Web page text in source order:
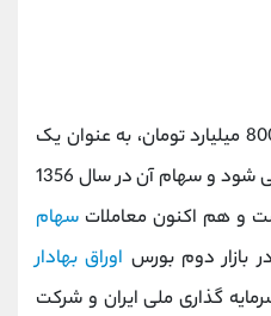
حدود 800 میلیارد تومان، به عنوان یک
شرکت بسیار کوچک محسوب می شود و سهام آن در سال 1356
و هم اکنون معاملات سهام
بازار دوم بورس اوراق بهادار
گذاری ملی ایران و شرکت